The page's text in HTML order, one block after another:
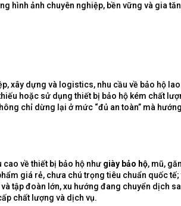
hình ảnh chuyên nghiệp, bền vững và gia
xây dựng và logistics, nhu cầu về bảo hộ
hoặc sử dụng thiết bị bảo hộ kém chất
chỉ dừng lại ở mức “đủ an toàn” mà
cao về thiết bị bảo hộ như giày bảo hộ, mũ,
giá rẻ, chưa chú trọng tiêu chuẩn quốc
tập đoàn lớn, xu hướng đang chuyển dịch
chất lượng và dịch vụ.